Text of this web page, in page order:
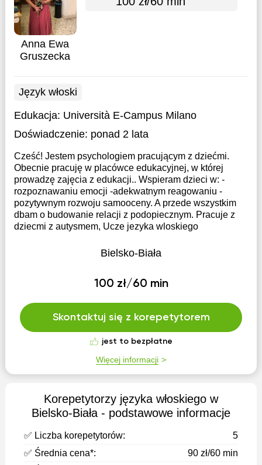
Anna Ewa
Gruszecka
Język włoski
Edukacja: Università E-Campus Milano
Doświadczenie: ponad 2 lata
Cześć! Jestem psychologiem pracującym z dziećmi.
Obecnie pracuję w placówce edukacyjnej, w której
prowadzę zajęcia z edukacji.. Wspieram dzieci w: -
rozpoznawaniu emocji -adekwatnym reagowaniu -
pozytywnym rozwoju samooceny. A przede wszystkim
dbam o budowanie relacji z podopiecznym. Pracuje z
dziecmi z autysmem, Ucze jezyka wloskiego
Bielsko-Biała
100 zł/60 min
Skontaktuj się z korepetytorem
jest to bezpłatne
Więcej informacji
Korepetytorzy języka włoskiego w
Bielsko-Biała - podstawowe informacje
✅ Liczba korepetytorów:
5
✅ Średnia cena*:
90 zł/60 min